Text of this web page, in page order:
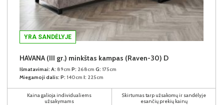
YRA SANDĖLYJE
HAVANA (III gr.) minkštas kampas (Raven-30) D
Išmatavimai: A: 89cm P: 268cm G: 175cm
Miegamoji dalis: P: 140cm I: 225cm
Kaina galioja individualiems
užsakymams
Skirtumas tarp užsakomų ir sandėlyje
esančių prekių kainų